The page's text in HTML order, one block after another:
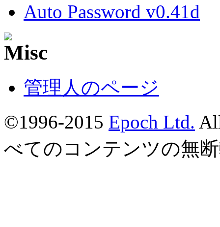
Auto Password v0.41d
管理人のページ
©1996-2015 Epoch Ltd.
べてのコンテンツの無